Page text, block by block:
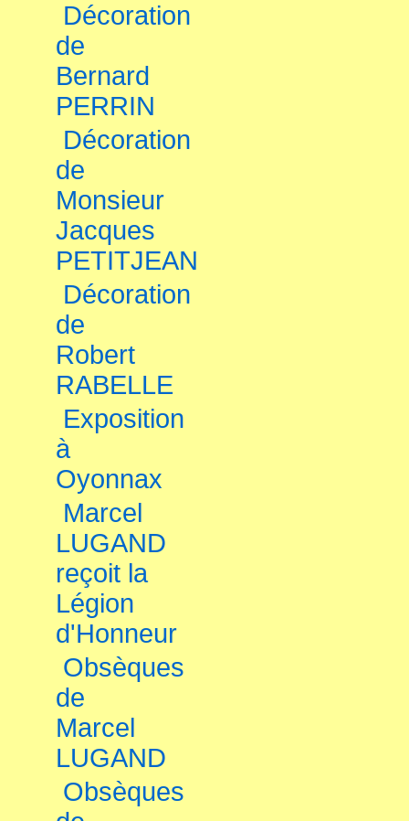
Décoration
de
Bernard
PERRIN
Décoration
de
Monsieur
Jacques
PETITJEAN
Décoration
de
Robert
RABELLE
Exposition
à
Oyonnax
Marcel
LUGAND
reçoit la
Légion
d'Honneur
Obsèques
de
Marcel
LUGAND
Obsèques